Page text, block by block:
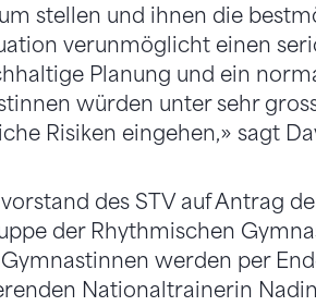
stellen und ihnen die
verunmöglicht einen
Planung und ein
würden unter sehr
Risiken eingehen,» sagt
des STV auf Antrag
der Rhythmischen
werden per
Nationaltrainerin